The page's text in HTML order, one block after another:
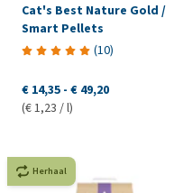
Cat's Best Nature Gold /
Smart Pellets
(10)
€ 14,35 - € 49,20
(€ 1,23 / l)
Herhaal